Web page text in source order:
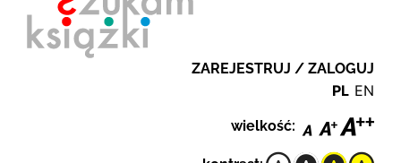
ZAREJESTRUJ / ZALOGUJ
PL EN
wielkość: